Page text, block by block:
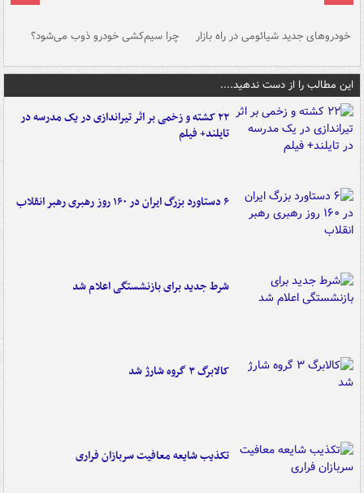
خودروهای جدید شیائومی در راه بازار چرا سیم‌کشی خودرو ذوب می‌شود؟
این مطالب را از دست ندهید....
۲۲ کشته و زخمی بر اثر تیراندازی در یک مدرسه در
تایلند+ فیلم
۶ دستاورد بزرگ ایران در ۱۶۰ روز رهبری رهبر انقلاب
شرط جدید برای بازنشستگی اعلام شد
کالابرگ ۳ گروه شارژ شد
تکذیب شایعه معافیت سربازان فراری